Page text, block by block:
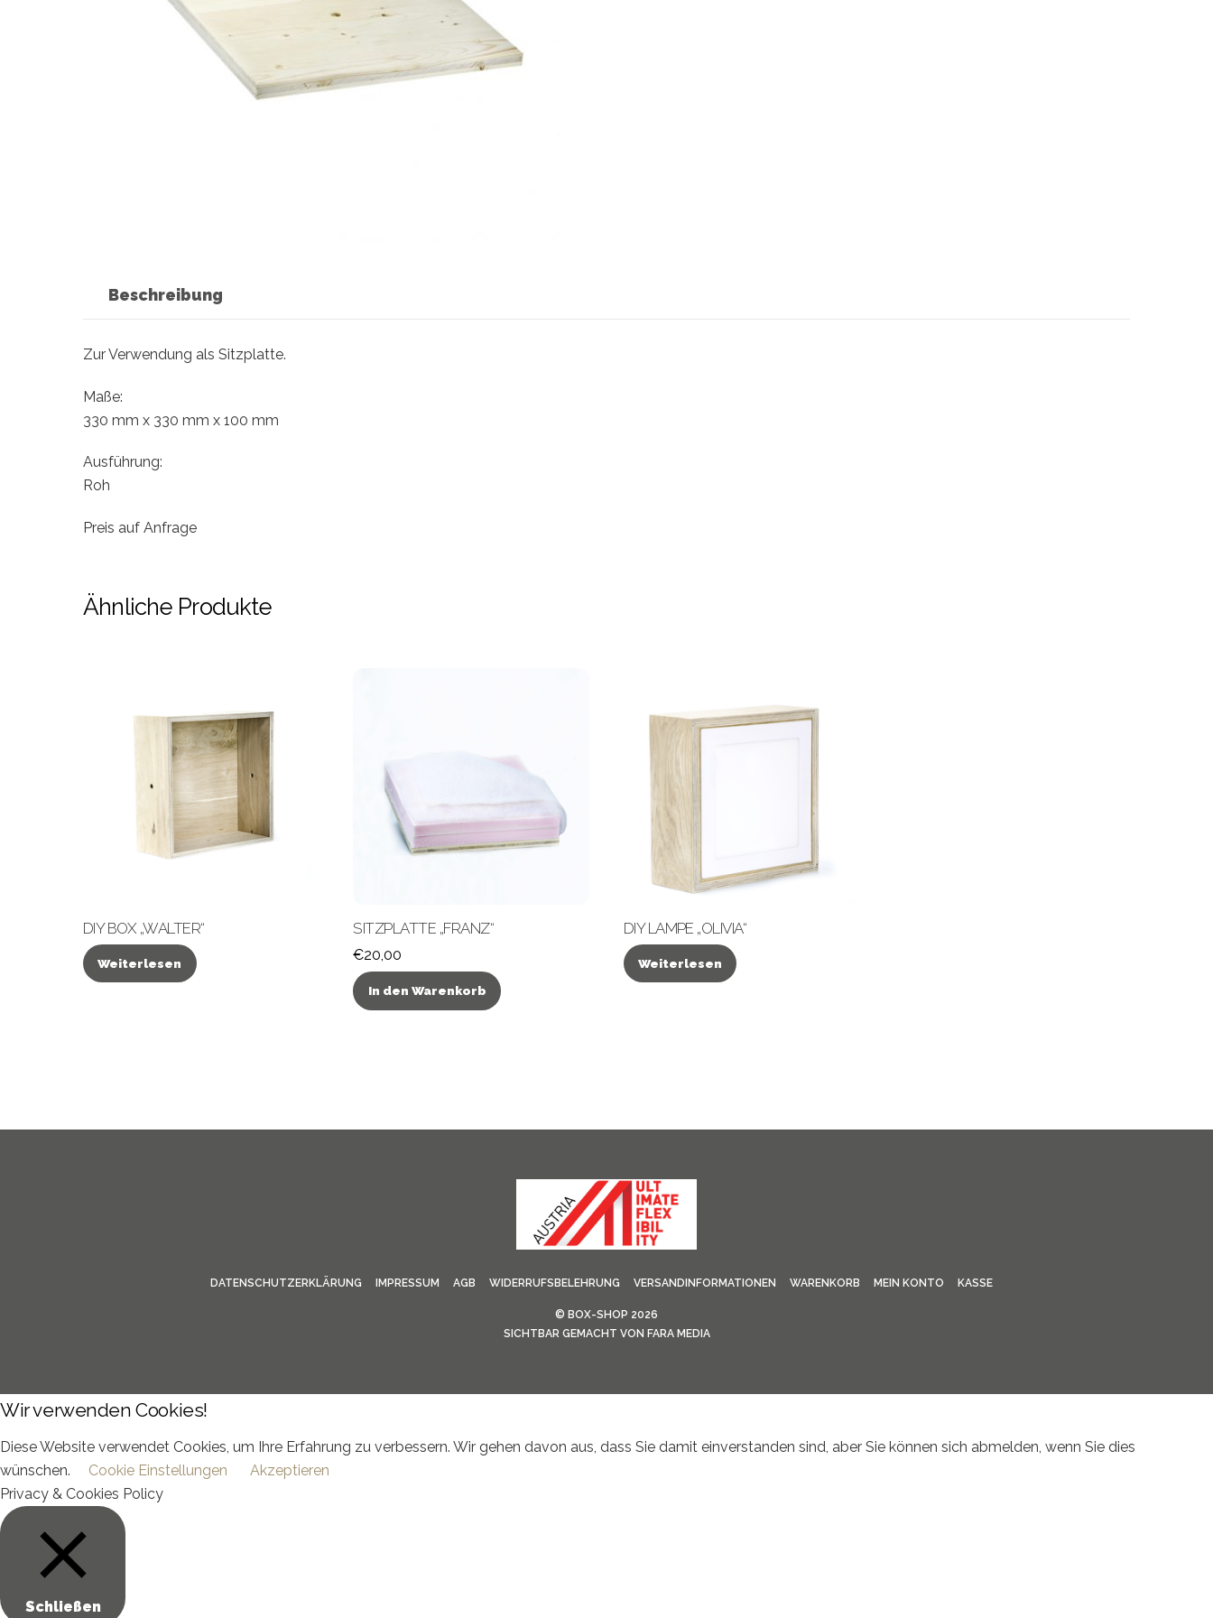
Beschreibung
Zur Verwendung als Sitzplatte.
Maße:
330 mm x 330 mm x 100 mm
Ausführung:
Roh
Preis auf Anfrage
Ähnliche Produkte
DIY BOX „WALTER“
Weiterlesen
SITZPLATTE „FRANZ“
€20,00
In den Warenkorb
DIY LAMPE „OLIVIA“
Weiterlesen
DATENSCHUTZERKLÄRUNG IMPRESSUM AGB WIDERRUFSBELEHRUNG VERSANDINFORMATIONEN WARENKORB MEIN KONTO KASSE
© BOX-SHOP 2026
SICHTBAR GEMACHT VON FARA MEDIA
Wir verwenden Cookies!
Diese Website verwendet Cookies, um Ihre Erfahrung zu verbessern. Wir gehen davon aus, dass Sie damit einverstanden sind, aber Sie können sich abmelden, wenn Sie dies
wünschen.
Cookie Einstellungen
Akzeptieren
Privacy & Cookies Policy
Schließen